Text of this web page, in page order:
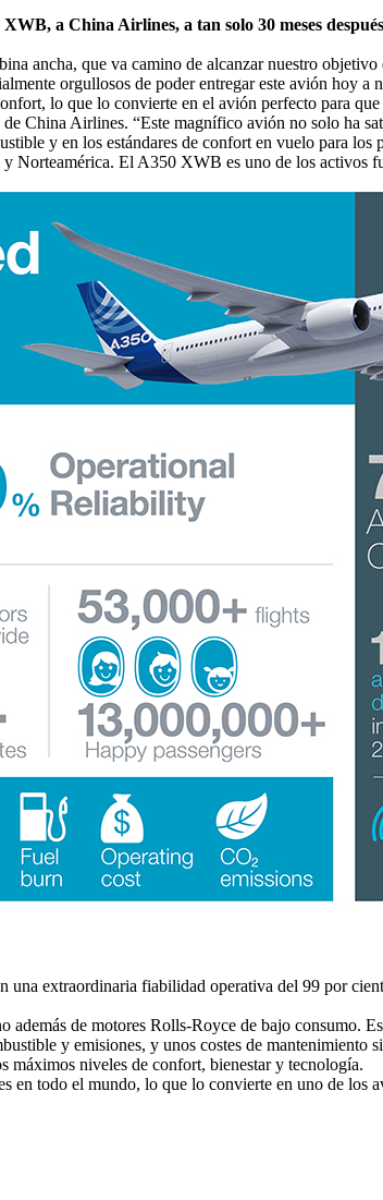
a China Airlines, a tan solo 30 meses
ancha, que va camino de alcanzar nuestro objetivo
orgullosos de poder entregar este avión hoy
lo que lo convierte en el avión perfecto para
China Airlines. “Este magnífico avión no solo ha
y en los estándares de confort en vuelo para los
Norteamérica. El A350 XWB es uno de los activos
extraordinaria fiabilidad operativa del 99 por
de motores Rolls-Royce de bajo consumo.
y emisiones, y unos costes de
máximos niveles de confort, bienestar y tecnología.
todo el mundo, lo que lo convierte en uno de los